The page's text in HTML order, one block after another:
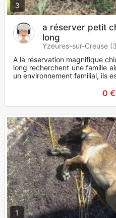
3
a réserver petit
long
Yzeures-sur-Creuse
A la réservation magnifique
long recherchent une famille
un environnement familial, ils
0 €
1